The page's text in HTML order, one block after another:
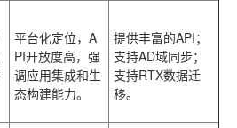
平台化定位，A
PI开放度高，强
调应用集成和生
态构建能力。
提供丰富的API；
支持AD域同步；
支持RTX数据迁
移。